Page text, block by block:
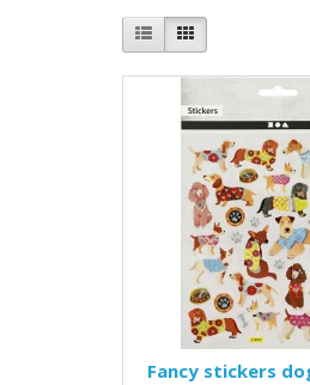
Fancy stickers